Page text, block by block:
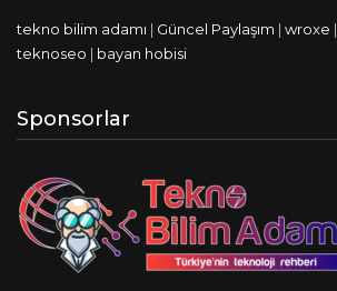
tekno bilim adamı | Güncel Paylaşım | wroxe
teknoseo | bayan hobisi
Sponsorlar